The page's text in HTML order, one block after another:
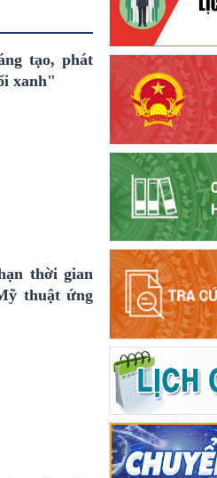
tạo, phát
xanh"
thời gian
thuật ứng